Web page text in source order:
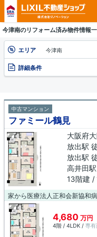
今津南のリフォーム済み物件情報
エリア 今津南
詳細条件
中古マンション
ファミール鶴見
大阪府
放出駅
放出駅
高井田
13階建 /
4,680 万円
4階 / 4LDK / 専